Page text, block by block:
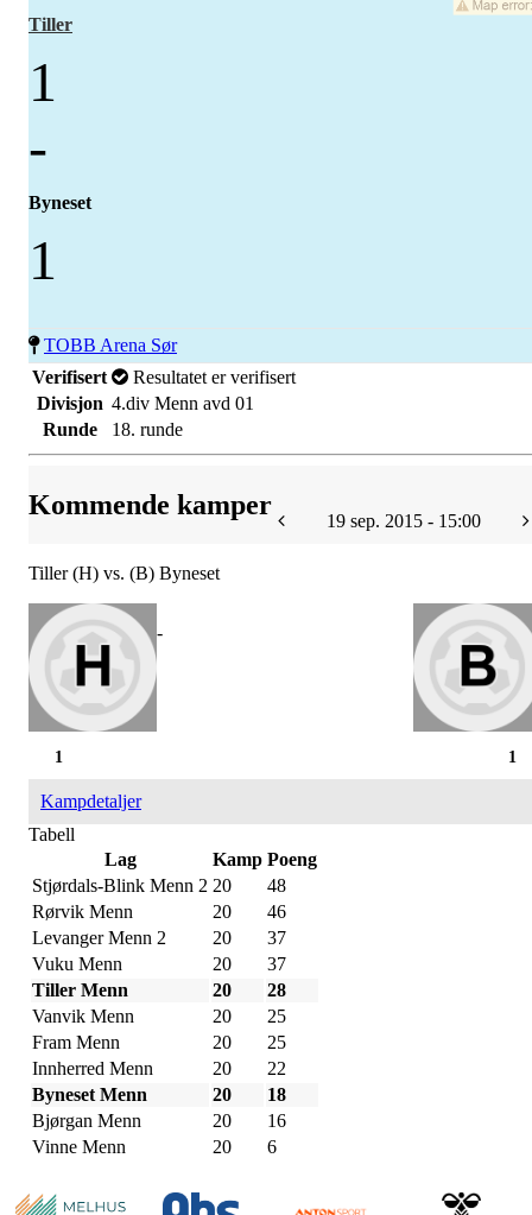
Tiller
1
-
Byneset
1
TOBB Arena Sør
Verifisert
Resultatet er verifisert
Divisjon 4.div Menn avd 01
Runde
18. runde
Kommende kamper
19 sep. 2015 - 15:00
Tiller (H) vs. (B) Byneset
-
1
1
Kampdetaljer
Tabell
Lag
Kamp Poeng
Stjørdals-Blink Menn 2 20
48
Rørvik Menn
20
46
Levanger Menn 2
20
37
Vuku Menn
20
37
Tiller Menn
20
28
Vanvik Menn
20
25
Fram Menn
20
25
Innherred Menn
20
22
Byneset Menn
20
18
Bjørgan Menn
20
16
Vinne Menn
20 6